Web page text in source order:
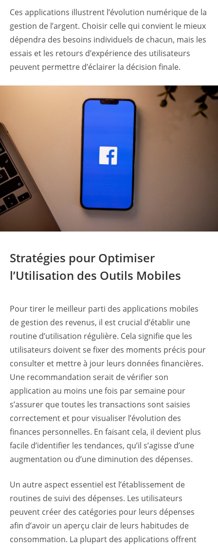
Ces applications illustrent l’évolution numérique de la
gestion de l’argent. Choisir celle qui convient le mieux
dépendra des besoins individuels de chacun, mais les
essais et les retours d’expérience des utilisateurs
peuvent permettre d’éclairer la décision finale.
Stratégies pour Optimiser
l’Utilisation des Outils Mobiles
Pour tirer le meilleur parti des applications mobiles
de gestion des revenus, il est crucial d’établir une
routine d’utilisation régulière. Cela signifie que les
utilisateurs doivent se fixer des moments précis pour
consulter et mettre à jour leurs données financières.
Une recommandation serait de vérifier son
application au moins une fois par semaine pour
s’assurer que toutes les transactions sont saisies
correctement et pour visualiser l’évolution des
finances personnelles. En faisant cela, il devient plus
facile d’identifier les tendances, qu’il s’agisse d’une
augmentation ou d’une diminution des dépenses.
Un autre aspect essentiel est l’établissement de
routines de suivi des dépenses. Les utilisateurs
peuvent créer des catégories pour leurs dépenses
afin d’avoir un aperçu clair de leurs habitudes de
consommation. La plupart des applications offrent